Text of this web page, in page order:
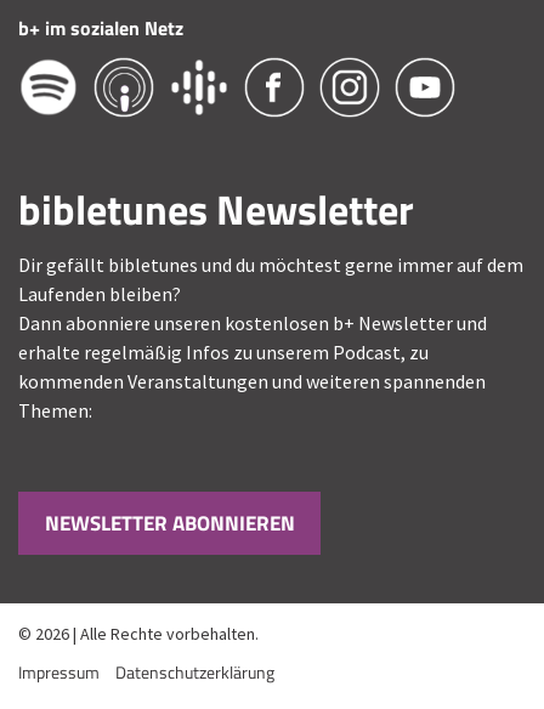
b+ im sozialen Netz
bibletunes Newsletter
Dir gefällt bibletunes und du möchtest gerne immer auf dem
Laufenden bleiben?
Dann abonniere unseren kostenlosen b+ Newsletter und
erhalte regelmäßig Infos zu unserem Podcast, zu
kommenden Veranstaltungen und weiteren spannenden
Themen:
NEWSLETTER ABONNIEREN
© 2026 | Alle Rechte vorbehalten.
Impressum Datenschutzerklärung